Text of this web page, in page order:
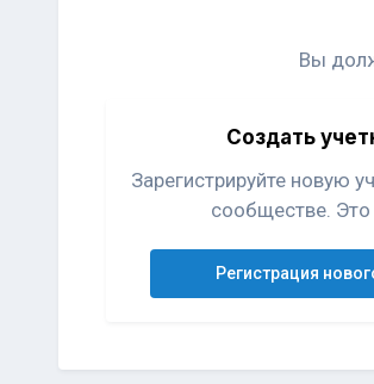
Вы
Создать
Зарегистрируйте новую
сообществе. Это
Регистрация